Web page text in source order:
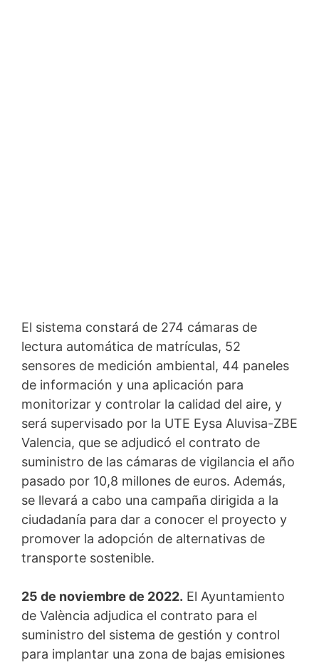
El sistema constará de 274 cámaras de
lectura automática de matrículas, 52
sensores de medición ambiental, 44 paneles
de información y una aplicación para
monitorizar y controlar la calidad del aire, y
será supervisado por la UTE Eysa Aluvisa-ZBE
Valencia, que se adjudicó el contrato de
suministro de las cámaras de vigilancia el año
pasado por 10,8 millones de euros. Además,
se llevará a cabo una campaña dirigida a la
ciudadanía para dar a conocer el proyecto y
promover la adopción de alternativas de
transporte sostenible.
25 de noviembre de 2022. El Ayuntamiento
de València adjudica el contrato para el
suministro del sistema de gestión y control
para implantar una zona de bajas emisiones